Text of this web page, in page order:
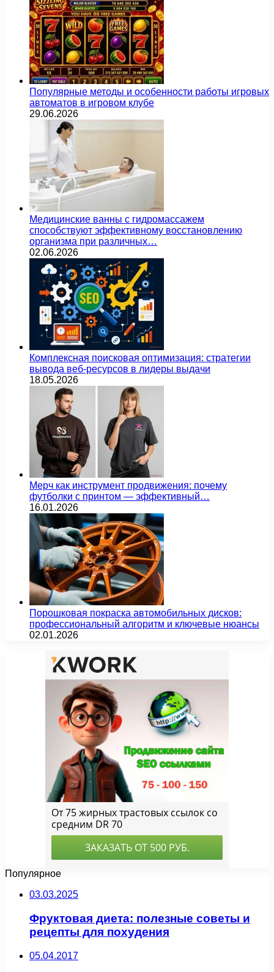
Популярные методы и особенности работы игровых
автоматов в игровом клубе
29.06.2026
Медицинские ванны с гидромассажем
способствуют эффективному восстановлению
организма при различных…
02.06.2026
Комплексная поисковая оптимизация: стратегии
вывода веб-ресурсов в лидеры выдачи
18.05.2026
Мерч как инструмент продвижения: почему
футболки с принтом — эффективный…
16.01.2026
Порошковая покраска автомобильных дисков:
профессиональный алгоритм и ключевые нюансы
02.01.2026
Популярное
03.03.2025
Фруктовая диета: полезные советы и
рецепты для похудения
05.04.2017